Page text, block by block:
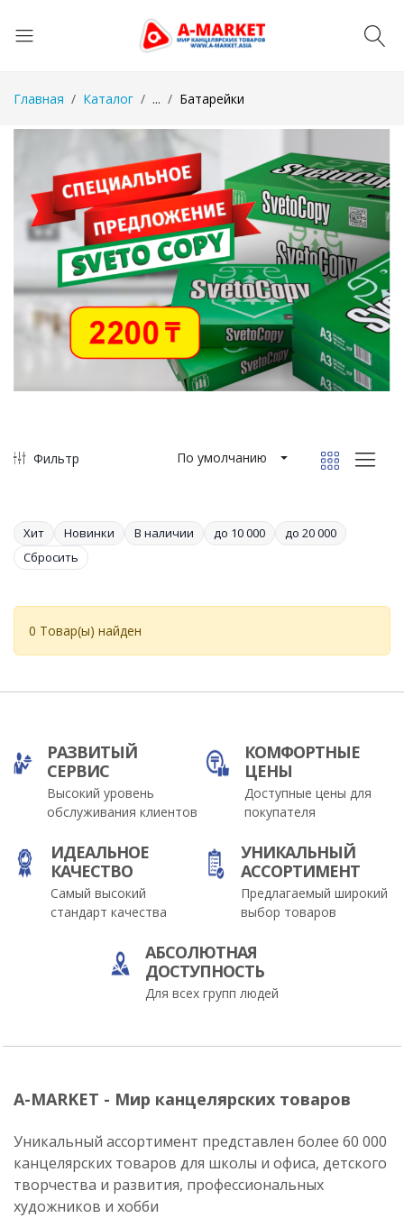
Главная Каталог ... Батарейки
Фильтр По умолчанию
Хит Новинки В наличии до 10 000
до 20 000
Сбросить
0 Товар(ы) найден
РАЗВИТЫЙ
СЕРВИС
Высокий уровень
обслуживания клиентов
КОМФОРТНЫЕ
ЦЕНЫ
Доступные цены для
покупателя
ИДЕАЛЬНОЕ
КАЧЕСТВО
Самый высокий
стандарт качества
УНИКАЛЬНЫЙ
АССОРТИМЕНТ
Предлагаемый широкий
выбор товаров
АБСОЛЮТНАЯ
ДОСТУПНОСТЬ
Для всех групп людей
A-MARKET - Мир канцелярских товаров
Уникальный ассортимент представлен более 60 000
канцелярских товаров для школы и офиса, детского
творчества и развития, профессиональных
художников и хобби